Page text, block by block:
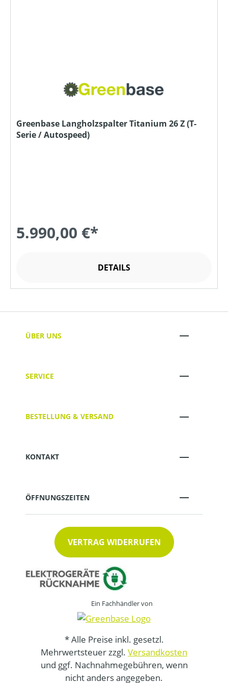
Greenbase Langholzspalter Titanium 26 Z (T-
Serie / Autospeed)
5.990,00 €*
DETAILS
ÜBER UNS
SERVICE
BESTELLUNG & VERSAND
KONTAKT
ÖFFNUNGSZEITEN
VERTRAG WIDERRUFEN
Ein Fachhändler von
* Alle Preise inkl. gesetzl.
Mehrwertsteuer zzgl. Versandkosten
und ggf. Nachnahmegebühren, wenn
nicht anders angegeben.